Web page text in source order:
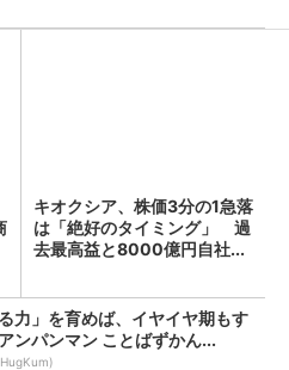
キオクシア、株価3分の1急落
は「絶好のタイミング」 過
去最高益と8000億円自社...
力」を育めば、イヤイヤ期もす
ンパンマン ことばずかん...